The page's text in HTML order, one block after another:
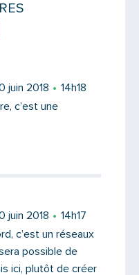
juin 2018
14h18
c’est une
juin 2018
14h17
c’est un réseaux
possible de
ici, plutôt de créer